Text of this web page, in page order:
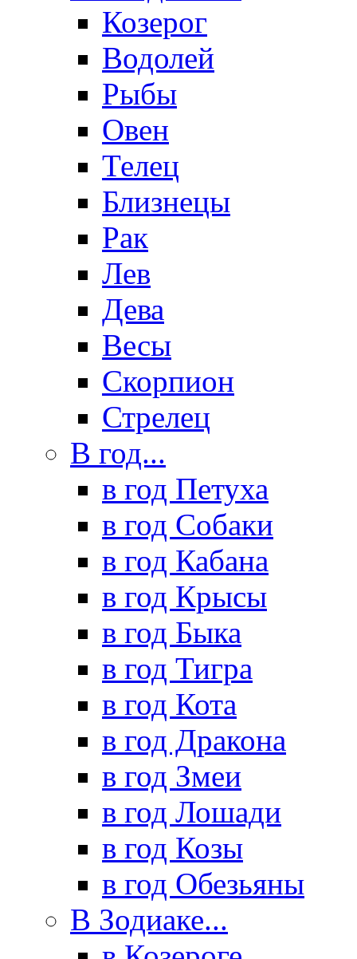
Козерог
Водолей
Рыбы
Овен
Телец
Близнецы
Рак
Лев
Дева
Весы
Скорпион
Стрелец
В год...
в год Петуха
в год Собаки
в год Кабана
в год Крысы
в год Быка
в год Тигра
в год Кота
в год Дракона
в год Змеи
в год Лошади
в год Козы
в год Обезьяны
В Зодиаке...